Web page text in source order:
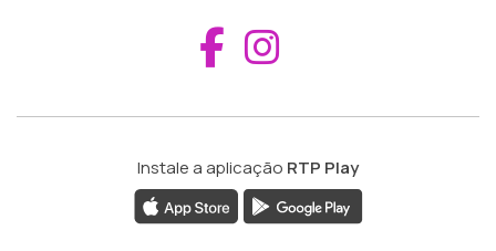
Aceder ao
Instale a aplicação RTP Play